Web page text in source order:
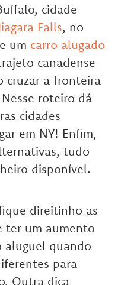
cidade
Falls, no
um carro alugado
canadense
cruzar a fronteira
roteiro dá
cidades
em NY! Enfim,
tudo
disponível.
direitinho as
ter um aumento
aluguel quando
para
Outra dica